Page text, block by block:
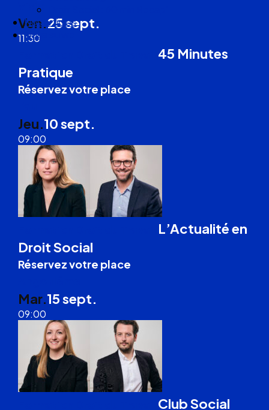
Nos articles
Nous suivre
Visio
Ven.25 sept.
11:30
45 Minutes
Pratique
Réservez votre place
Jeu.10 sept.
09:00
L’Actualité en
Droit Social
Réservez votre place
Mar.15 sept.
09:00
Club Social